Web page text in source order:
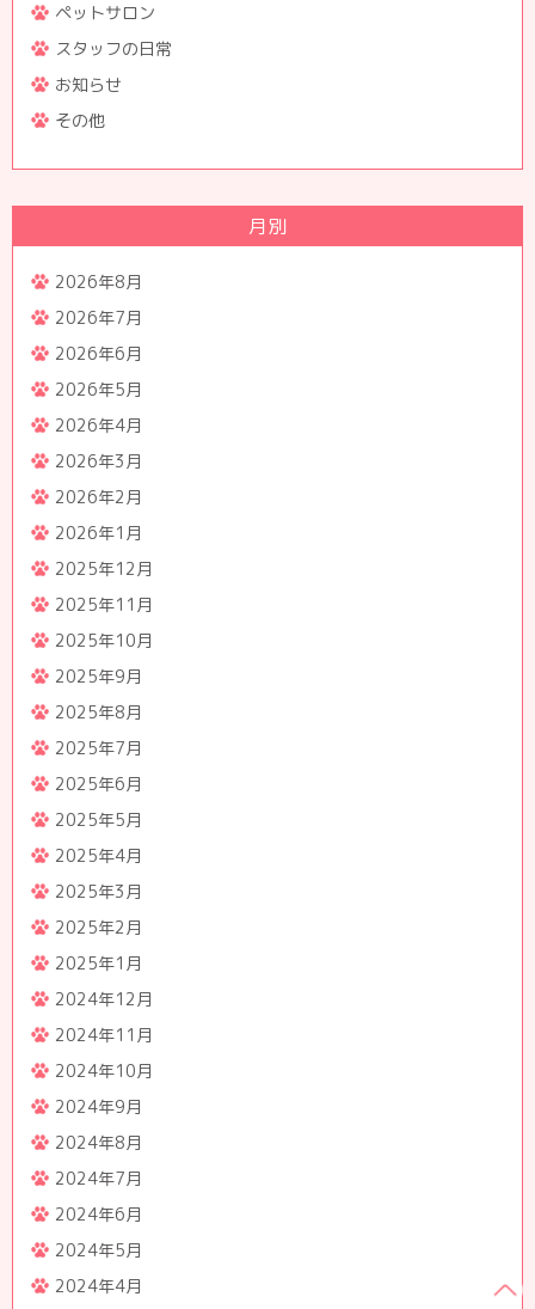
ペットサロン
スタッフの日常
お知らせ
その他
月別
2026年8月
2026年7月
2026年6月
2026年5月
2026年4月
2026年3月
2026年2月
2026年1月
2025年12月
2025年11月
2025年10月
2025年9月
2025年8月
2025年7月
2025年6月
2025年5月
2025年4月
2025年3月
2025年2月
2025年1月
2024年12月
2024年11月
2024年10月
2024年9月
2024年8月
2024年7月
2024年6月
2024年5月
2024年4月